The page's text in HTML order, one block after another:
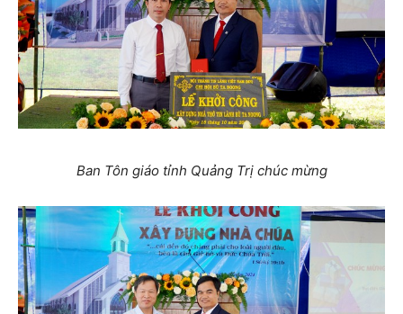
Ban Tôn giáo tỉnh Quảng Trị chúc mừng